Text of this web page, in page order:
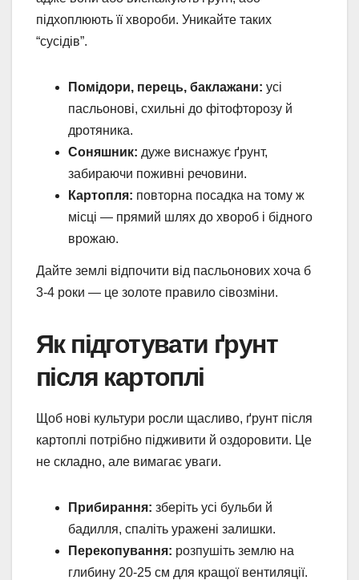
підхоплюють її хвороби. Уникайте таких
“сусідів”.
Помідори, перець, баклажани: усі
пасльонові, схильні до фітофторозу й
дротяника.
Соняшник: дуже виснажує ґрунт,
забираючи поживні речовини.
Картопля: повторна посадка на тому ж
місці — прямий шлях до хвороб і бідного
врожаю.
Дайте землі відпочити від пасльонових хоча б
3-4 роки — це золоте правило сівозміни.
Як підготувати ґрунт
після картоплі
Щоб нові культури росли щасливо, ґрунт після
картоплі потрібно підживити й оздоровити. Це
не складно, але вимагає уваги.
Прибирання: зберіть усі бульби й
бадилля, спаліть уражені залишки.
Перекопування: розпушіть землю на
глибину 20-25 см для кращої вентиляції.